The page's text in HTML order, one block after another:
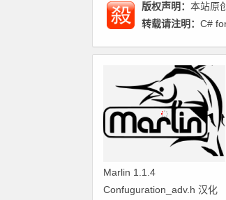
版权声明： 本站原
转载请注明： C#
Marlin 1.1.4
Confuguration_adv.h 汉化